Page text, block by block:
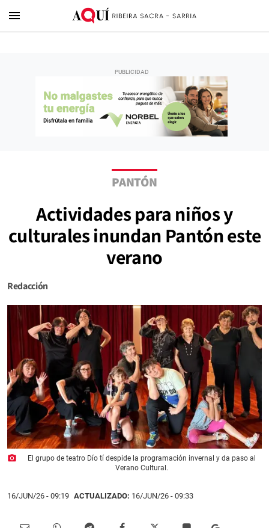
menu
PANTÓN
Actividades para niños y
culturales inundan Pantón este
verano
Redacción
photo_camera
El grupo de teatro Dío tí despide la programación invernal y da paso al
Verano Cultural.
16/JUN/26 - 09:19 ACTUALIZADO: 16/JUN/26 - 09:33